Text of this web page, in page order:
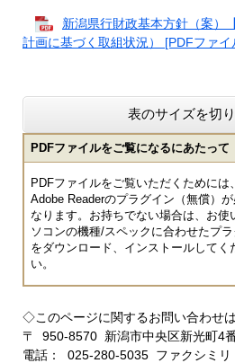
新潟県行財政基本方針（案）
計画に基づく取組状況） [PDFファ
表のサイズを切
PDFファイルをご覧になるにあたって
PDFファイルをご覧いただくためには、
Adobe Readerのプラグイン（無償）が
なります。お持ちでない場合は、お使
ソコンの機種/スペックに合わせたプ
をダウンロード、インストールしてく
い。
◇このページに関するお問い合わせ
〒 950-8570 新潟市中央区新光町4
電話： 025-280-5035 ファクシミリ